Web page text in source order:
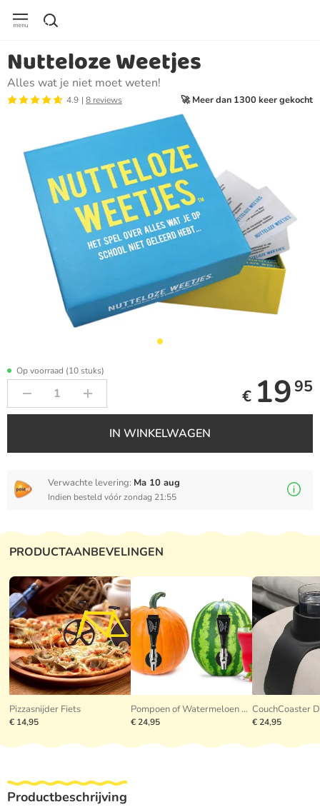
PRODUCTAANBEVELINGEN
Pizzasnijder Fiets
€ 14,95
Pompoen of Watermeloen Tap
€ 24,95
CouchCoaster
€ 24,95
Nutteloze Weetjes
Alles wat je niet moet weten!
4.9 8 reviews 🚀 Meer dan 1300 keer gekocht
Op voorraad (10 stuks)
€ 19 95
IN WINKELWAGEN
Verwachte levering: Ma 10 aug
Indien besteld vóór zondag 21:55
Productbeschrijving